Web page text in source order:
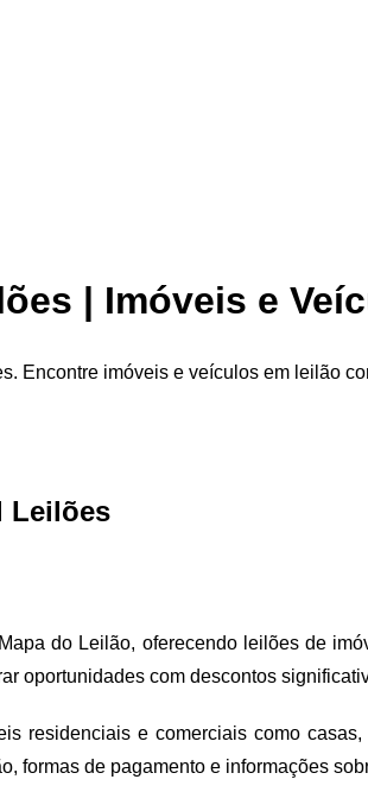
| Imóveis e
Encontre imóveis e veículos em leilão
Leilões
do Leilão, oferecendo leilões de
oportunidades com descontos
residenciais e comerciais como
formas de pagamento e informações